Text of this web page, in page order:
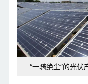
“一骑绝尘”的光